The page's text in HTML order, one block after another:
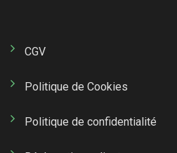
CGV
Politique de Cookies
Politique de confidentialité